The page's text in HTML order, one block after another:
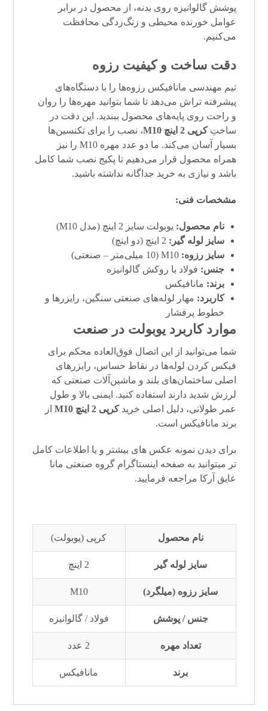
پوشش گالوانیزه روی بدنه، از محصول در برابر
عوامل خورنده محیطی و زنگ‌زدگی محافظت
می‌کنیم.
دقت ساخت و کیفیت رزوه
تیم مهندسی مانافیکس رزوه‌ها را با دستگاه‌های
پیشرفته تراش می‌دهد تا شما بتوانید مهره‌ها را روان
و راحت روی پایه‌های محصول ببندید. این دقت در
ساختِکرپی 2 اینچ M10
، نصب را برای تکنسین‌ها
بسیار آسان می‌کند. ما دو عدد مهره M10 را نیز
همراه محصول قرار می‌دهیم تا پکیج نصب شما کامل
باشد و نیازی به خرید جداگانه نداشته باشید.
مشخصات فنی:
نام محصول: یوبولت سایز 2 اینچ (مدل M10)
سایز لوله گیر:
سایز رزوه: M10 (10 میلی‌متر – صنعتی)
جنس: فولاد با روکش گالوانیزه
برند: مانافیکس
کاربرد: مهار لوله‌های صنعتی سنگین، رایزرها و
خطوط پرفشار
موارد کاربرد یوبولت در صنعت
شما می‌توانید از این اتصال فوق‌العاده محکم برای
فیکس کردن لوله‌ها در نقاط حساس، رایزرهای
اصلی ساختمان‌های بلند و ماشین‌آلات صنعتی که
لرزش شدید دارند استفاده کنید. ایمنی بالا و طول
عمر طولانی، دلیل اصلی خریدکرپی 2 اینچ M10
از
برند مانافیکس است.
برای دیدن نمونه عکس های بیشتر و یا اطلاعات کامل
تر میتوانید به صفحه اینستاگرام گروه صنعتی مانا
عایق آرکا مراجعه فرمایید.
نام محصول کرپی (یوبولت)
سایز لوله گیر 2 اینچ
سایز رزوه (میلگرد) M10
جنس / پوشش فولاد / گالوانیزه
تعداد مهره 2 عدد
برند مانافیکس